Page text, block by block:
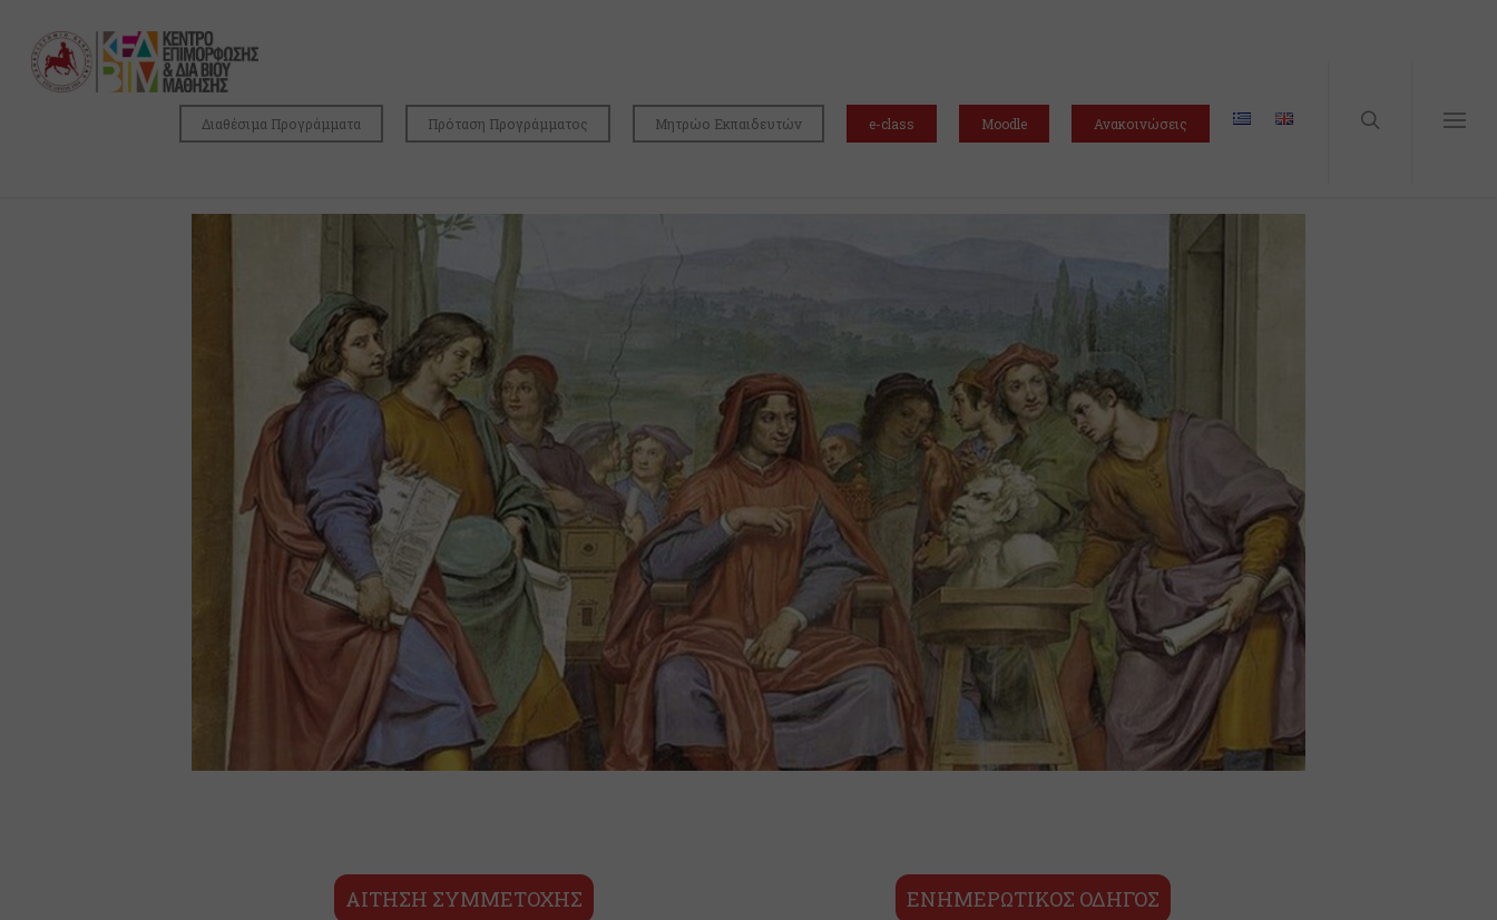
Διαθέσιμα Προγράμματα Πρόταση Προγράμματος Μητρώο Εκπαιδευτών e-class Moodle Ανακοινώσεις
ΑΙΤΗΣΗ ΣΥΜΜΕΤΟΧΗΣ ΕΝΗΜΕΡΩΤΙΚΟΣ ΟΔΗΓΟΣ